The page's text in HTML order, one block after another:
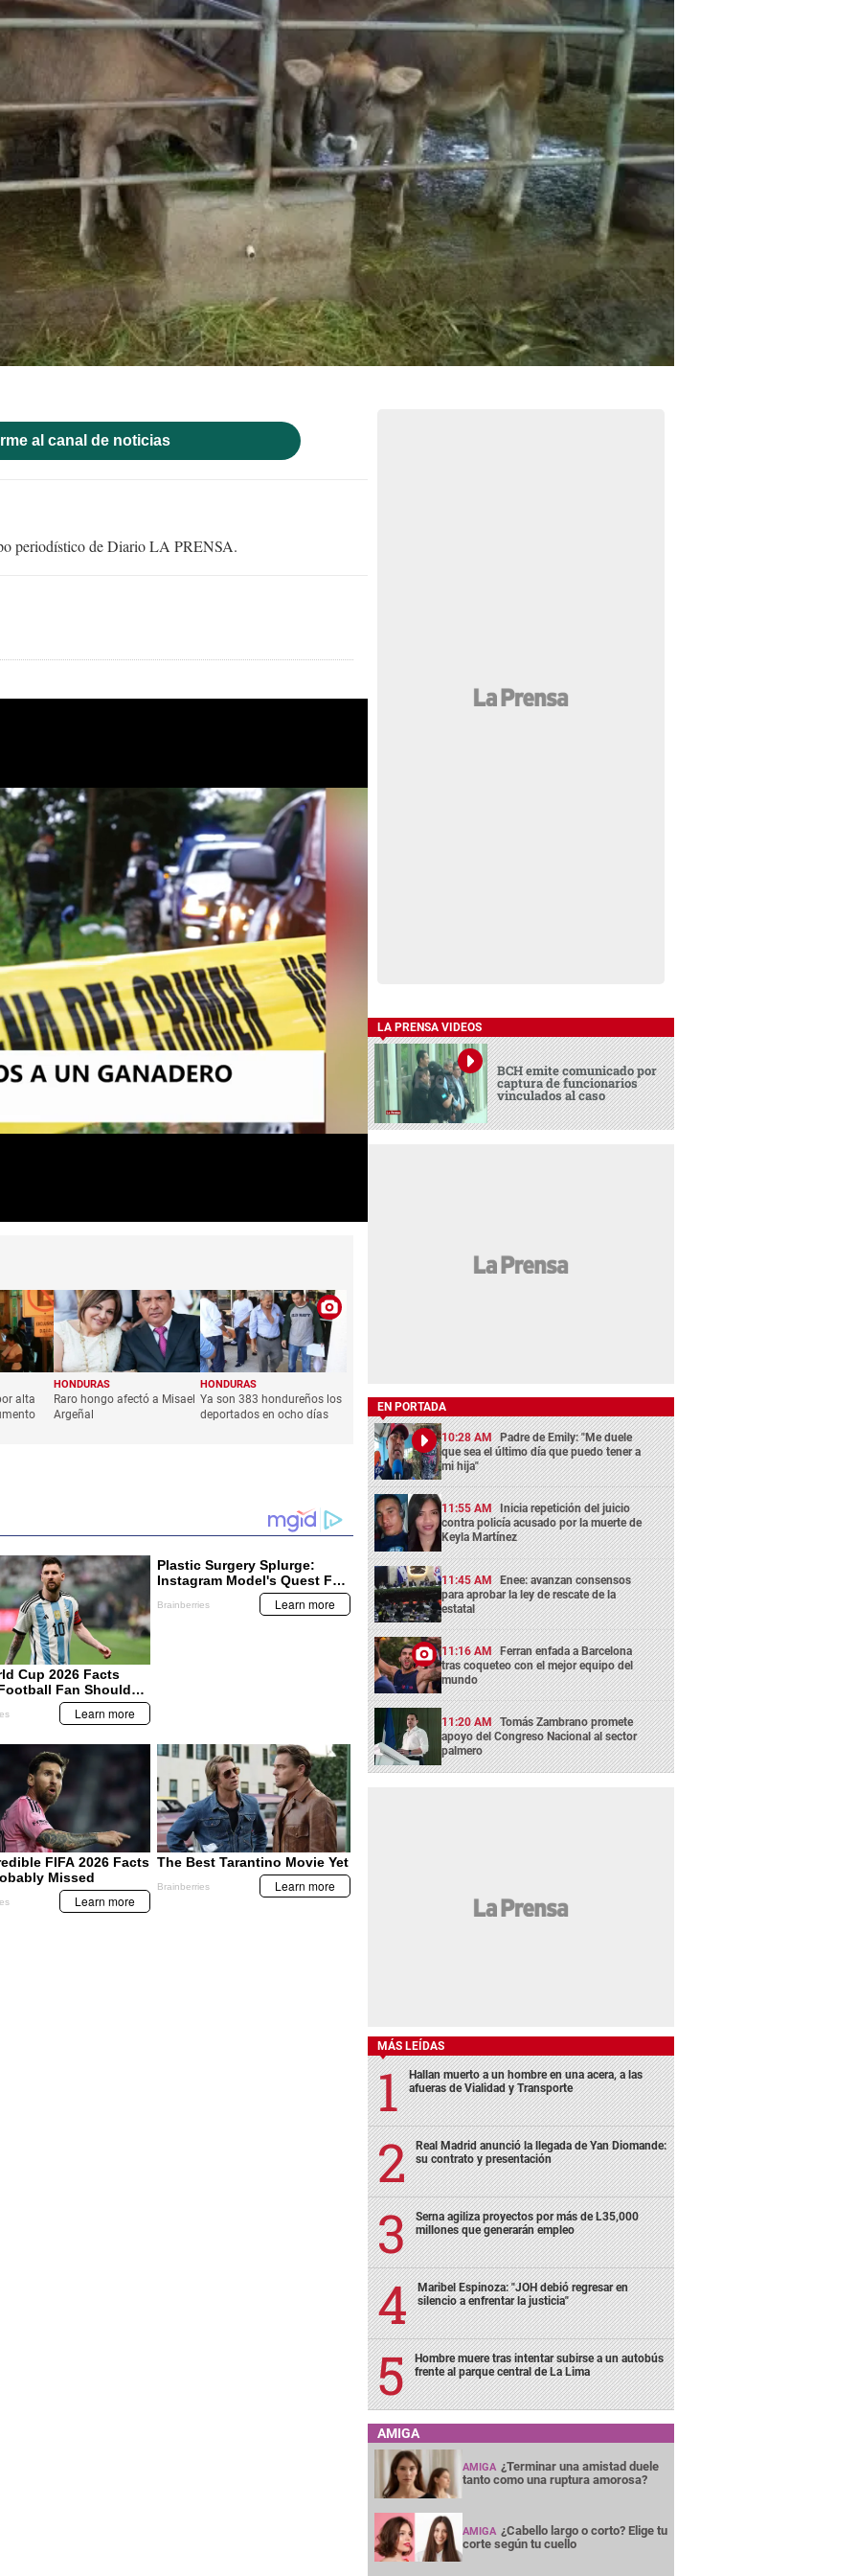
al canal de noticias
periodístico de Diario LA PRENSA.
alta
HONDURAS
Raro hongo afectó a Misael
Argeñal
HONDURAS
Ya son 383 hondureños los
deportados en ocho días
LA PRENSA VIDEOS
BCH emite comunicado por
captura de funcionarios
vinculados al caso
EN PORTADA
10:28 AM Padre de Emily: "Me duele
que sea el último día que puedo tener a
mi hija"
11:55 AM Inicia repetición del juicio
contra policía acusado por la muerte de
Keyla Martínez
11:45 AM Enee: avanzan consensos
para aprobar la ley de rescate de la
estatal
11:16 AM Ferran enfada a Barcelona
tras coqueteo con el mejor equipo del
mundo
11:20 AM Tomás Zambrano promete
apoyo del Congreso Nacional al sector
palmero
MÁS LEÍDAS
Hallan muerto a un hombre en una acera, a las
afueras de Vialidad y Transporte
Real Madrid anunció la llegada de Yan Diomande:
su contrato y presentación
Serna agiliza proyectos por más de L35,000
millones que generarán empleo
Maribel Espinoza: "JOH debió regresar en
silencio a enfrentar la justicia"
Hombre muere tras intentar subirse a un autobús
frente al parque central de La Lima
AMIGA
AMIGA ¿Terminar una amistad duele
tanto como una ruptura amorosa?
AMIGA ¿Cabello largo o corto? Elige tu
corte según tu cuello